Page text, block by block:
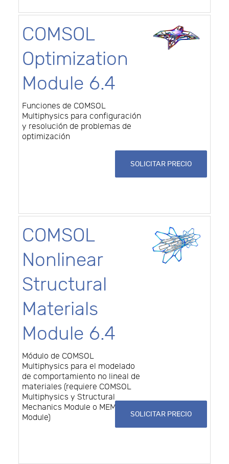
COMSOL
Optimization
Module 6.4
Funciones de COMSOL
Multiphysics para configuración
y resolución de problemas de
optimización
SOLICITAR PRECIO
COMSOL
Nonlinear
Structural
Materials
Module 6.4
Módulo de COMSOL
Multiphysics para el modelado
de comportamiento no lineal de
materiales (requiere COMSOL
Multiphysics y Structural
Mechanics Module o MEMS
Module)
SOLICITAR PRECIO